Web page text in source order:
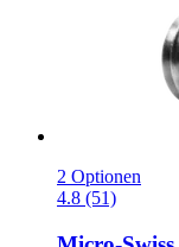
2 Optionen
4.8 (51)